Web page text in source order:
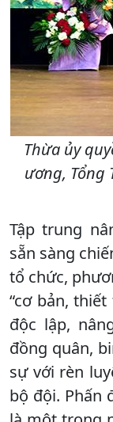
Thừa ủy
ương, Tổng
Tập trung
sẵn sàng
tổ chức,
“cơ bản,
độc lập,
đồng quân,
sự với rèn
bộ đội. Phấn